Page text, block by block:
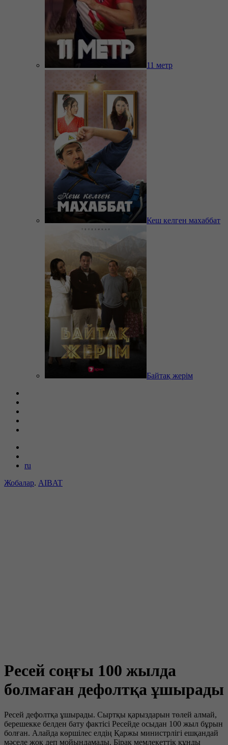
11 метр
Кеш келген махаббат
Байтақ жерім
ru
Жобалар. AIBAT
Ресей соңғы 100 жылда
болмаған дефолтқа ұшырады
Ресей дефолтқа ұшырады. Сыртқы қарыздарын төлей алмай,
берешекке белден бату фактісі Ресейде осыдан 100 жыл бұрын
болған. Алайда көршілес елдің Қаржы министрлігі ешқандай
мәселе жоқ деп мойындамады. Бірақ мемлекеттік құнды